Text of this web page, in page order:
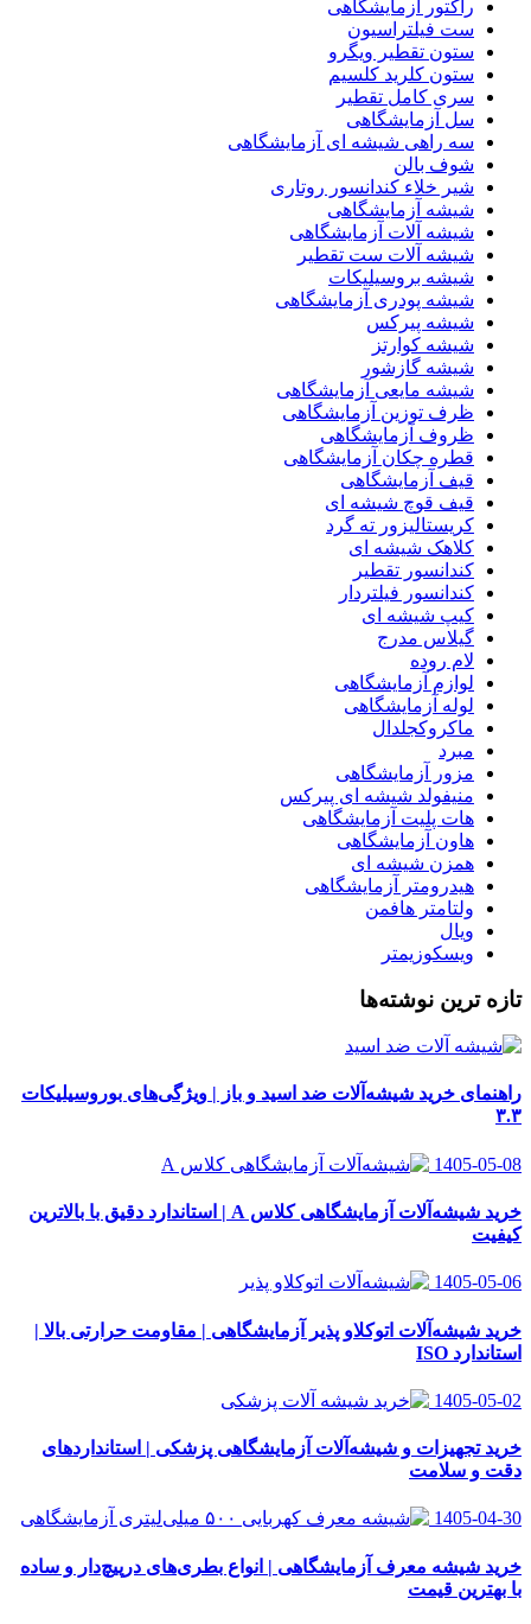
راکتور آزمایشگاهی
ست فیلتراسیون
ستون تقطیر ویگرو
ستون کلرید کلسیم
سری کامل تقطیر
سل آزمایشگاهی
سه راهی شیشه ای آزمایشگاهی
شوف بالن
شیر خلاء کندانسور روتاری
شیشه آزمایشگاهی
شیشه آلات آزمایشگاهی
شیشه آلات ست تقطیر
شیشه بروسیلیکات
شیشه پودری آزمایشگاهی
شیشه پیرکس
شیشه کوارتز
شیشه گازشور
شیشه مایعی آزمایشگاهی
ظرف توزین آزمایشگاهی
ظروف آزمایشگاهی
قطره چکان آزمایشگاهی
قیف آزمایشگاهی
قیف قوچ شیشه ای
کریستالیزور ته گرد
کلاهک شیشه ای
کندانسور تقطیر
کندانسور فیلتردار
کیپ شیشه ای
گیلاس مدرج
لام روده
لوازم آزمایشگاهی
لوله آزمایشگاهی
ماکروکجلدال
مبرد
مزور آزمایشگاهی
منیفولد شیشه ای پیرکس
هات پلیت آزمایشگاهی
هاون آزمایشگاهی
همزن شیشه ای
هیدرومتر آزمایشگاهی
ولتامتر هافمن
ویال
ویسکوزیمتر
تازه ترین نوشته‌ها
راهنمای خرید شیشه‌آلات ضد اسید و باز | ویژگی‌های بوروسیلیکات
۳.۳
1405-05-08
خرید شیشه‌آلات آزمایشگاهی کلاس A | استاندارد دقیق با بالاترین
کیفیت
1405-05-06
خرید شیشه‌آلات اتوکلاو پذیر آزمایشگاهی | مقاومت حرارتی بالا |
استاندارد ISO
1405-05-02
خرید تجهیزات و شیشه‌آلات آزمایشگاهی پزشکی | استانداردهای
دقت و سلامت
1405-04-30
خرید شیشه معرف آزمایشگاهی | انواع بطری‌های در‌پیچ‌دار و ساده
با بهترین قیمت